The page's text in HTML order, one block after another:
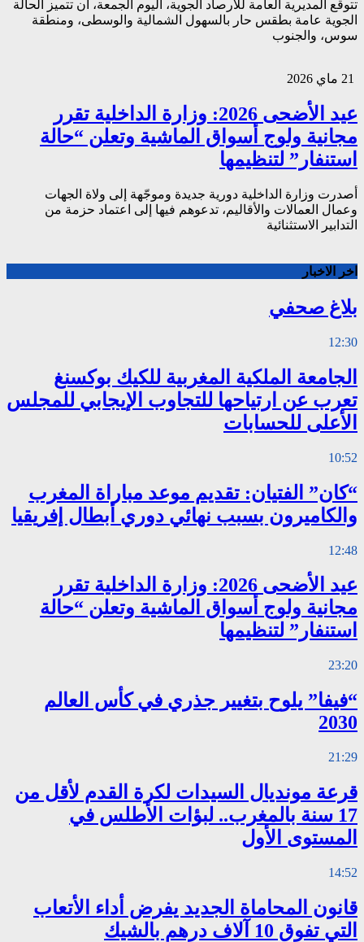
تتوقع المديرية العامة للأرصاد الجوية، اليوم الجمعة، أن تتميز الحالة
الجوية عامة بطقس حار بالسهول الشمالية والوسطى، ومنطقة
سوس، والجنوب
عيد الأضحى 2026: وزارة الداخلية تقرر
مجانية ولوج أسواق الماشية وتعلن “حالة
استنفار” لتنظيمها
أصدرت وزارة الداخلية دورية جديدة وموجّهة إلى ولاة الجهات
وعمال العمالات والأقاليم، تدعوهم فيها إلى اعتماد حزمة من
التدابير الاستثنائية
اخر الاخبار
بلاغ صحفي
12:30
الجامعة الملكية المغربية للكيك بوكسنغ
تعرب عن ارتياحها للتجاوب الإيجابي للمجلس
الأعلى للحسابات
10:52
“كان” الفتيان: تقديم موعد مباراة المغرب
والكاميرون بسبب نهائي دوري أبطال إفريقيا
12:48
عيد الأضحى 2026: وزارة الداخلية تقرر
مجانية ولوج أسواق الماشية وتعلن “حالة
استنفار” لتنظيمها
23:20
“فيفا” يلوح بتغيير جذري في كأس العالم
2030
21:29
قرعة مونديال السيدات لكرة القدم لأقل من
17 سنة بالمغرب.. لبؤات الأطلس في
المستوى الأول
14:52
قانون المحاماة الجديد يفرض أداء الأتعاب
التي تفوق 10 آلاف درهم بالشيك